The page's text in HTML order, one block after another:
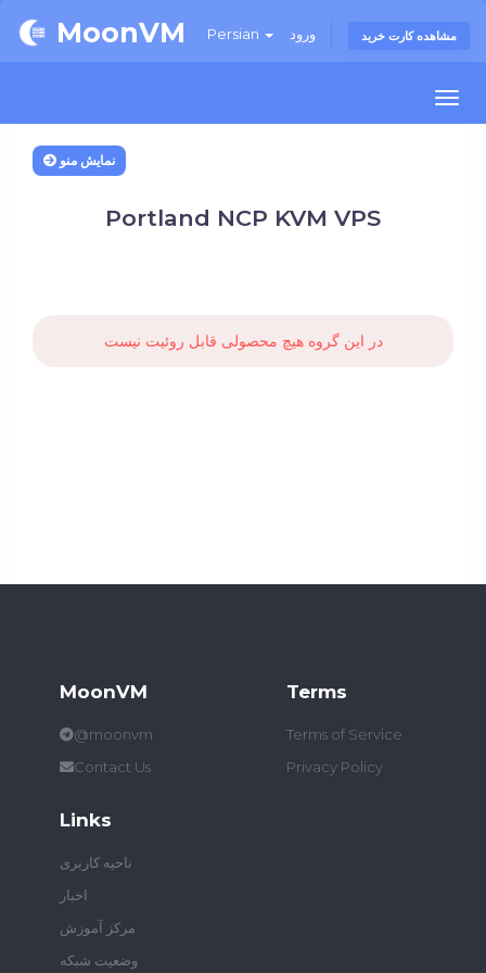
Persian ورود مشاهده کارت خرید MoonVM
نمایش منو
Portland NCP KVM VPS
در این گروه هیچ محصولی قابل روئیت نیست
MoonVM
@moonvm
Contact Us
Terms
Terms of Service
Privacy Policy
Links
ناحیه کاربری
اخبار
مرکز آموزش
وضعیت شبکه